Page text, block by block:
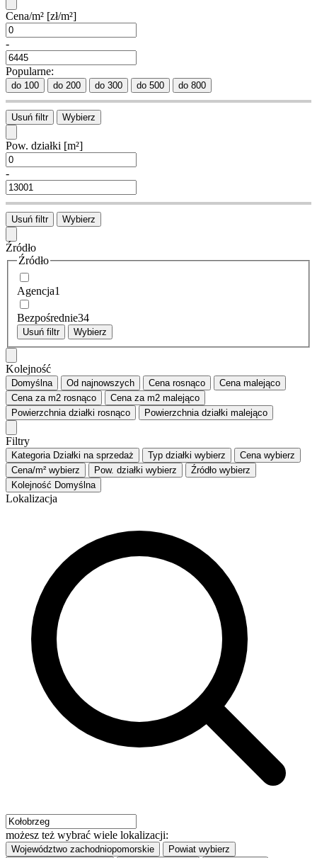
Cena/m² [zł/m²]
-
Popularne:
do 100 do 200 do 300 do 500 do 800
Usuń filtr Wybierz
Pow. działki [m²]
-
Usuń filtr Wybierz
Źródło
Źródło
Agencja1
Bezpośrednie34
Usuń filtr Wybierz
Kolejność
Domyślna Od najnowszych Cenarosnąco Cenamalejąco
Cena za m2 rosnąco Cena za m2 malejąco
Powierzchnia działki rosnąco Powierzchnia działki malejąco
Filtry
Kategoria Działki na sprzedaż Typ działki wybierz Cena wybierz
Cena/m² wybierz Pow. działki wybierz Źródło wybierz
Kolejność Domyślna
Lokalizacja
możesz też wybrać wiele lokalizacji:
Województwo zachodniopomorskie Powiat wybierz